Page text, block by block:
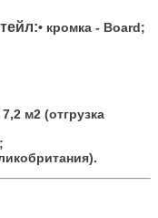
• кромка - Board;
7,2 м2 (отгрузка